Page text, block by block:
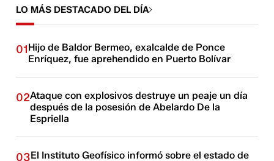
LO MÁS DESTACADO DEL DÍA
01Hijo de Baldor Bermeo, exalcalde de Ponce
Enríquez, fue aprehendido en Puerto Bolívar
02Ataque con explosivos destruye un peaje un día
después de la posesión de Abelardo De la
Espriella
03El Instituto Geofísico informó sobre el estado de